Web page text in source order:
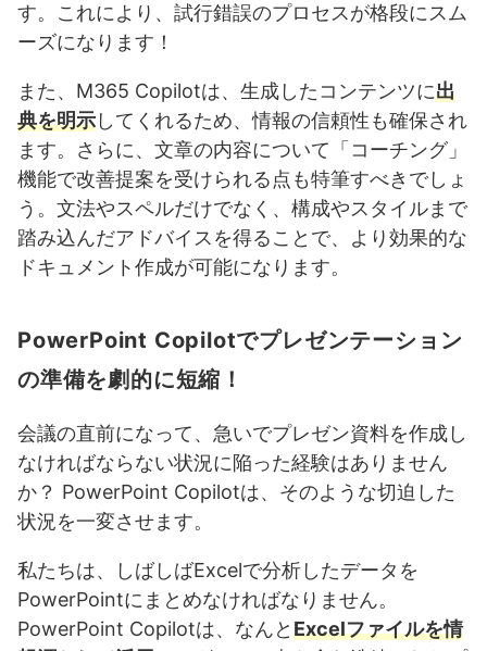
す。これにより、試行錯誤のプロセスが格段にスム
ーズになります！
また、M365 Copilotは、生成したコンテンツに出
典を明示してくれるため、情報の信頼性も確保され
ます。さらに、文章の内容について「コーチング」
機能で改善提案を受けられる点も特筆すべきでしょ
う。文法やスペルだけでなく、構成やスタイルまで
踏み込んだアドバイスを得ることで、より効果的な
ドキュメント作成が可能になります。
PowerPoint Copilotでプレゼンテーション
の準備を劇的に短縮！
会議の直前になって、急いでプレゼン資料を作成し
なければならない状況に陥った経験はありません
か？ PowerPoint Copilotは、そのような切迫した
状況を一変させます。
私たちは、しばしばExcelで分析したデータを
PowerPointにまとめなければなりません。
PowerPoint Copilotは、なんとExcelファイルを情